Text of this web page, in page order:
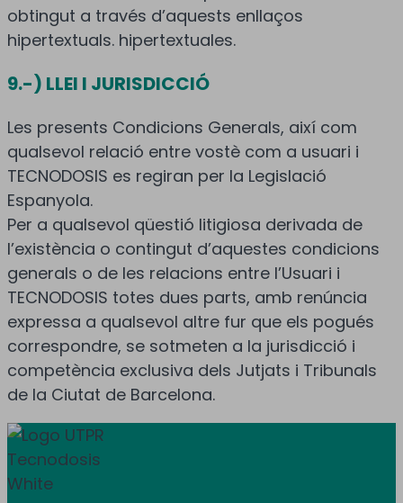
obtingut a través d’aquests enllaços
hipertextuals. hipertextuales.
9.-) LLEI I JURISDICCIÓ
Les presents Condicions Generals, així com
qualsevol relació entre vostè com a usuari i
TECNODOSIS es regiran per la Legislació
Espanyola.
Per a qualsevol qüestió litigiosa derivada de
l’existència o contingut d’aquestes condicions
generals o de les relacions entre l’Usuari i
TECNODOSIS totes dues parts, amb renúncia
expressa a qualsevol altre fur que els pogués
correspondre, se sotmeten a la jurisdicció i
competència exclusiva dels Jutjats i Tribunals
de la Ciutat de Barcelona.